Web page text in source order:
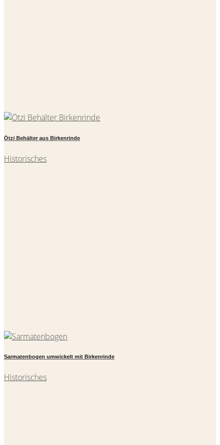
Ötzi Behälter aus Birkenrinde
Historisches
Sarmatenbogen umwickelt mit Birkenrinde
Historisches